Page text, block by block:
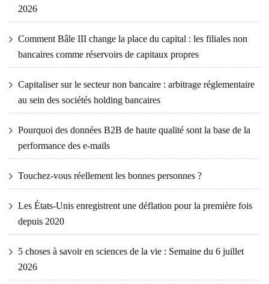
2026
Comment Bâle III change la place du capital : les filiales non
bancaires comme réservoirs de capitaux propres
Capitaliser sur le secteur non bancaire : arbitrage réglementaire
au sein des sociétés holding bancaires
Pourquoi des données B2B de haute qualité sont la base de la
performance des e-mails
Touchez-vous réellement les bonnes personnes ?
Les États-Unis enregistrent une déflation pour la première fois
depuis 2020
5 choses à savoir en sciences de la vie : Semaine du 6 juillet
2026